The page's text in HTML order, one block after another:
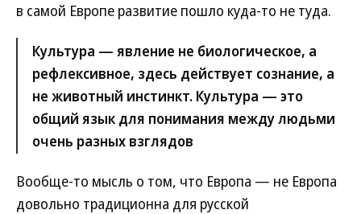
в самой Европе развитие пошло куда-то не туда.
Культура — явление не биологическое, а
рефлексивное, здесь действует сознание, а
не животный инстинкт. Культура — это
общий язык для понимания между людьми
очень разных взглядов
Вообще-то мысль о том, что Европа — не Европа
довольно традиционна для русской